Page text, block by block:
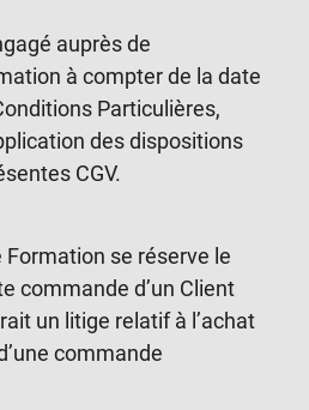
auprès de
à compter de la date
Particulières,
des dispositions
CGV.
Formation se réserve le
commande d’un Client
un litige relatif à l’achat
commande